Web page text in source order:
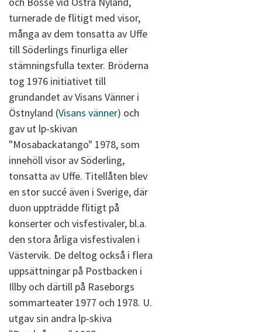
turnerade de flitigt med visor,
många av dem tonsatta av Uffe
till Söderlings finurliga eller
stämningsfulla texter. Bröderna
tog 1976 initiativet till
grundandet av Visans Vänner i
Östnyland (Visans vänner) och
gav ut lp-skivan
"Mosabackatango" 1978, som
innehöll visor av Söderling,
tonsatta av Uffe. Titellåten blev
en stor succé även i Sverige, där
duon uppträdde flitigt på
konserter och visfestivaler, bl.a.
den stora årliga visfestivalen i
Västervik. De deltog också i flera
uppsättningar på Postbacken i
Illby och därtill på Raseborgs
sommarteater 1977 och 1978. U.
utgav sin andra lp-skiva